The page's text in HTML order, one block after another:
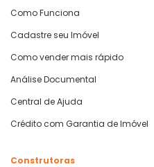
Como Funciona
Cadastre seu Imóvel
Como vender mais rápido
Análise Documental
Central de Ajuda
Crédito com Garantia de Imóvel
Construtoras